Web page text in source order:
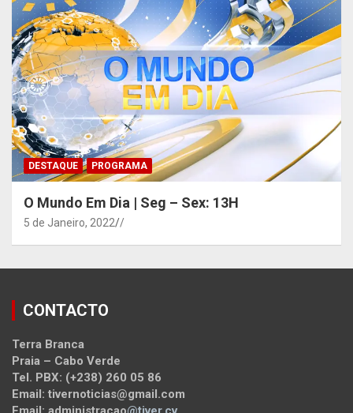
DESTAQUE PROGRAMA
O Mundo Em Dia | Seg – Sex: 13H
5 de Janeiro, 2022 /
CONTACTO
Terra Branca
Praia – Cabo Verde
Tel. PBX: (+238) 260 05 86
Email: tivernoticias@gmail.com